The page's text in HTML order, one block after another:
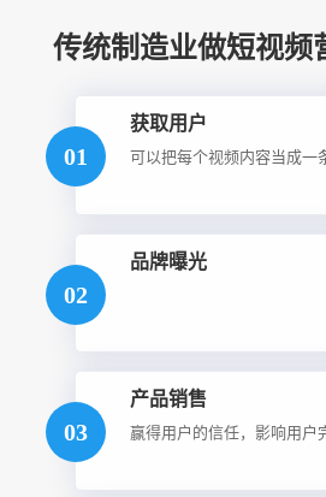
传统制造业做短视频
01
获取用户
可以把每个视频内容当成一
02
品牌曝光
03
产品销售
赢得用户的信任，影响用户